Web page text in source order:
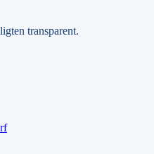
transparent.